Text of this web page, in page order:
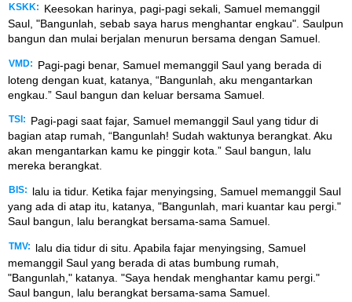
KSKK:
Keesokan harinya, pagi-pagi sekali, Samuel memanggil
Saul, "Bangunlah, sebab saya harus menghantar engkau". Saulpun
bangun dan mulai berjalan menurun bersama dengan Samuel.
VMD:
Pagi-pagi benar, Samuel memanggil Saul yang berada di
loteng dengan kuat, katanya, “Bangunlah, aku mengantarkan
engkau.” Saul bangun dan keluar bersama Samuel.
TSI:
Pagi-pagi saat fajar, Samuel memanggil Saul yang tidur di
bagian atap rumah, “Bangunlah! Sudah waktunya berangkat. Aku
akan mengantarkan kamu ke pinggir kota.” Saul bangun, lalu
mereka berangkat.
BIS:
lalu ia tidur. Ketika fajar menyingsing, Samuel memanggil Saul
yang ada di atap itu, katanya, "Bangunlah, mari kuantar kau pergi."
Saul bangun, lalu berangkat bersama-sama Samuel.
TMV:
lalu dia tidur di situ. Apabila fajar menyingsing, Samuel
memanggil Saul yang berada di atas bumbung rumah,
"Bangunlah," katanya. "Saya hendak menghantar kamu pergi."
Saul bangun, lalu berangkat bersama-sama Samuel.